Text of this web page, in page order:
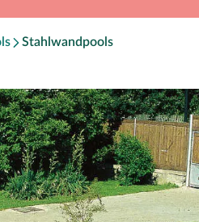
Stahlwandpools